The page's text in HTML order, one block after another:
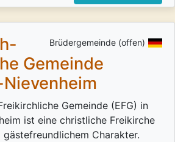
Brüdergemeinde (offen)
Gemeinde
Gemeinde (EFG) in
ist eine christliche Freikirche
Charakter.